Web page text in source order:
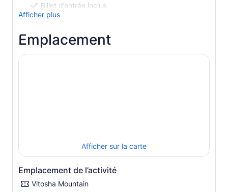
Billet d’entrée inclus
Afficher plus
Emplacement
Afficher sur la carte
Emplacement de l’activité
Vitosha Mountain